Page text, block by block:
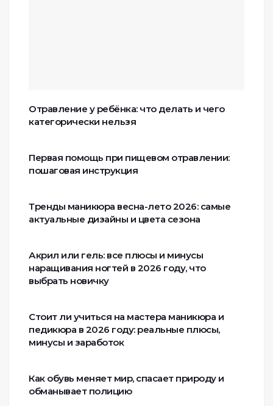
Отравление у ребёнка: что делать и чего
категорически нельзя
Первая помощь при пищевом отравлении:
пошаговая инструкция
Тренды маникюра весна-лето 2026: самые
актуальные дизайны и цвета сезона
Акрил или гель: все плюсы и минусы
наращивания ногтей в 2026 году, что
выбрать новичку
Стоит ли учиться на мастера маникюра и
педикюра в 2026 году: реальные плюсы,
минусы и заработок
Как обувь меняет мир, спасает природу и
обманывает полицию